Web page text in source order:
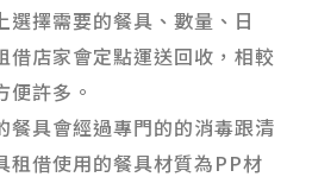
選擇需要的餐具、數量、日
借店家會定點運送回收，相較
便許多。
餐具會經過專門的的消毒跟清
租借使用的餐具材質為PP材